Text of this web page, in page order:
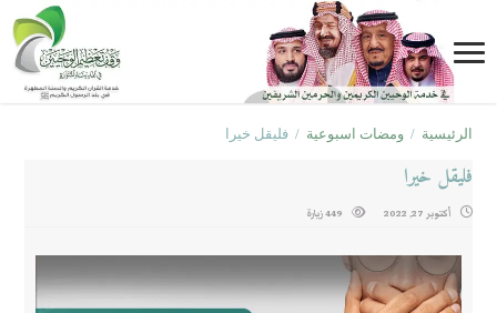
الرئيسية / ومضات اسبوعية / فليقل خيرا
فليقل خيرا
أكتوبر 27, 2022 449 زيارة